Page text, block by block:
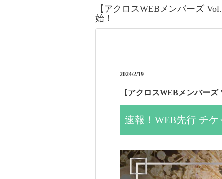
【アクロスWEBメンバーズ
始！
2024/2/19
【アクロスWEBメンバーズ
速報！WEB先行 チ